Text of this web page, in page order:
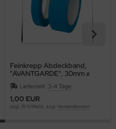
Feinkrepp Abdeckband,
"AVANTGARDE", 30mm x
50m
Lieferzeit: 3-4 Tage
1,00 EUR
zzgl. 19 % MwSt. zzgl. Versandkosten